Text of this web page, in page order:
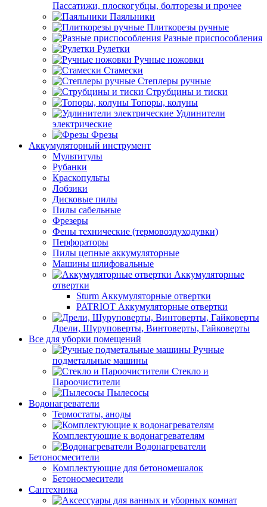
Пассатижи, плоскогубцы, болторезы и прочее
Паяльники
Плиткорезы ручные
Разные приспособления
Рулетки
Ручные ножовки
Стамески
Степлеры ручные
Струбцины и тиски
Топоры, колуны
Удлинители
электрические
Фрезы
Аккумуляторный инструмент
Мультитулы
Рубанки
Краскопульты
Лобзики
Дисковые пилы
Пилы сабельные
Фрезеры
Фены технические (термовоздуходувки)
Перфораторы
Пилы цепные аккумуляторные
Машины шлифовальные
Аккумуляторные
отвертки
Sturm Аккумуляторные отвертки
PATRIOT Аккумуляторные отвертки
Дрели, Шуруповерты, Винтоверты, Гайковерты
Все для уборки помещений
Ручные
подметальные машины
Стекло и
Пароочистители
Пылесосы
Водонагреватели
Термостаты, аноды
Комплектующие к водонагревателям
Водонагреватели
Бетоносмесители
Комплектующие для бетономешалок
Бетоносмесители
Сантехника